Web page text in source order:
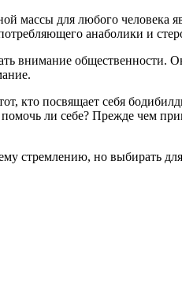
массы для любого человека
анаболики и
внимание общественности.
кто посвящает себя
ли себе? Прежде чем
стремлению, но выбирать